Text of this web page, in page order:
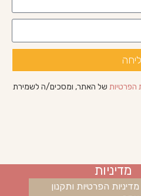
הפרטיות של האתר, ומסכים/ה לשמירת
מדיניות
מדיניות הפרטיות ותקנון